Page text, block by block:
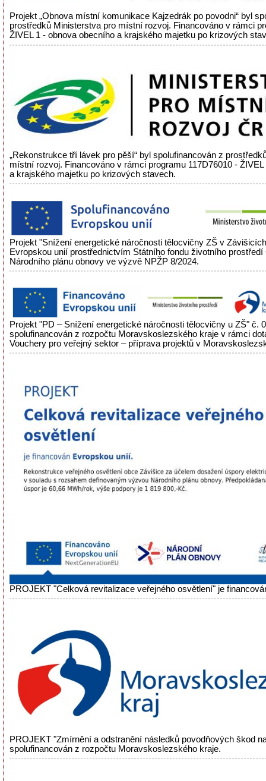
Projekt „Obnova místní komunikace Kajzedrák po povodni“ byl
prostředků Ministerstva pro místní rozvoj. Financováno v rámci
ŽIVEL 1 - obnova obecního a krajského majetku po krizových
„Rekonstrukce tří lávek pro pěší“ byl spolufinancován z
místní rozvoj. Financováno v rámci programu 117D76010 -
a krajského majetku po krizových stavech.
Projekt "Snížení energetické náročnosti tělocvičny ZŠ v
Evropskou unií prostřednictvím Státního fondu životního
Národního plánu obnovy ve výzvě NPŽP 8/2024.
Projekt "PD – Snížení energetické náročnosti tělocvičny u ZŠ" č.
spolufinancován z rozpočtu Moravskoslezského kraje v rámci
Vouchery pro veřejný sektor – příprava projektů v
PROJEKT "Celková revitalizace veřejného osvětlení" je
PROJEKT "Zmírnění a odstranění následků povodňových škod
spolufinancován z rozpočtu Moravskoslezského kraje.